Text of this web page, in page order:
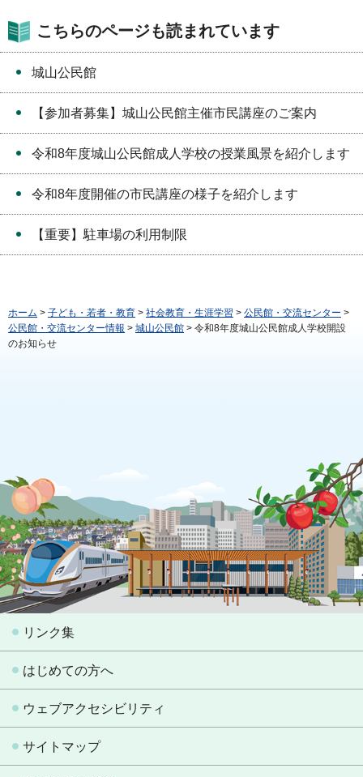
こちらのページも読まれています
城山公民館
【参加者募集】城山公民館主催市民講座のご案内
令和8年度城山公民館成人学校の授業風景を紹介します
令和8年度開催の市民講座の様子を紹介します
【重要】駐車場の利用制限
ホーム > 子ども・若者・教育 > 社会教育・生涯学習 > 公民館・交流センター >
公民館・交流センター情報 > 城山公民館 > 令和8年度城山公民館成人学校開設
のお知らせ
リンク集
はじめての方へ
ウェブアクセシビリティ
サイトマップ